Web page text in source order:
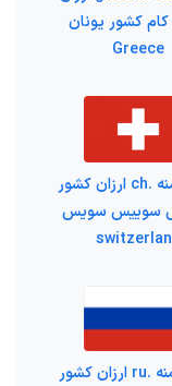
کشور یونان
Greece
ثبت دامنه .ch ارزان کشور
سوییس سویس
ثبت دامنه .ru ارزان کشور